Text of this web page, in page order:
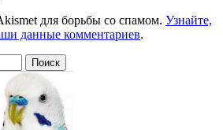
для борьбы со спамом. Узнайте,
данные комментариев.